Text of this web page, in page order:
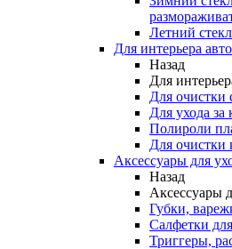
Летний
Для интерьера
Назад
Для
Для очистки
Для ухода за
Полироли
Для очистки
Аксессуары для
Назад
Аксессуары
Губки,
Салфетки
Триггеры,